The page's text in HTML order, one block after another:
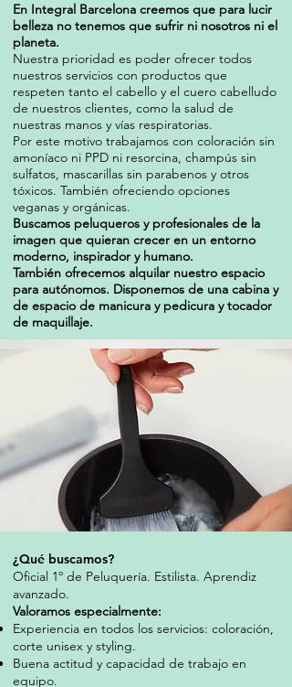
En Integral Barcelona creemos que para lucir
belleza no tenemos que sufrir ni nosotros ni el
planeta.
Nuestra prioridad es poder ofrecer todos
nuestros servicios con productos que
respeten tanto el cabello y el cuero cabelludo
de nuestros clientes, como la salud de
nuestras manos y vías respiratorias.
Por este motivo trabajamos con coloración sin
amoníaco ni PPD ni resorcina, champús sin
sulfatos, mascarillas sin parabenos y otros
tóxicos. También ofreciendo opciones
veganas y orgánicas.
Buscamos peluqueros y profesionales de la
imagen que quieran crecer en un entorno
moderno, inspirador y humano.
También ofrecemos alquilar nuestro espacio
para autónomos. Disponemos de una cabina y
de espacio de manicura y pedicura y tocador
de maquillaje.
¿Qué buscamos?
Oficial 1º de Peluquería. Estilista. Aprendiz
avanzado.
Valoramos especialmente:
Experiencia en todos los servicios: coloración,
corte unisex y styling.
Buena actitud y capacidad de trabajo en
equipo.